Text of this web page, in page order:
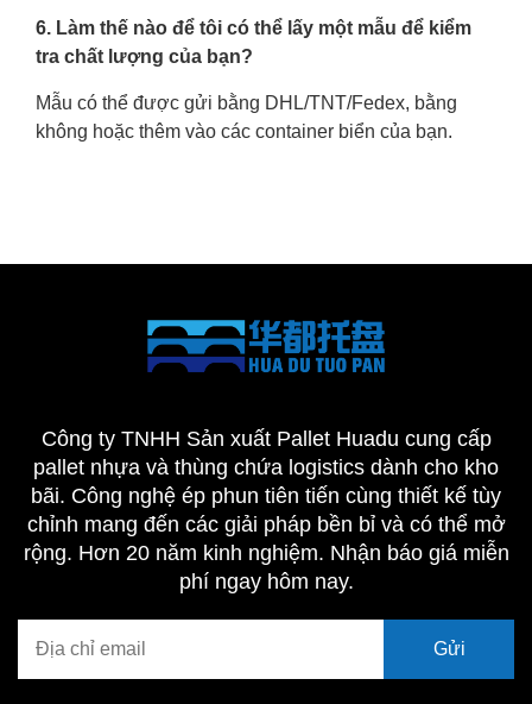
6. Làm thế nào để tôi có thể lấy một mẫu để kiểm
tra chất lượng của bạn?
Mẫu có thể được gửi bằng DHL/TNT/Fedex, bằng
không hoặc thêm vào các container biển của bạn.
Công ty TNHH Sản xuất Pallet Huadu cung cấp
pallet nhựa và thùng chứa logistics dành cho kho
bãi. Công nghệ ép phun tiên tiến cùng thiết kế tùy
chỉnh mang đến các giải pháp bền bỉ và có thể mở
rộng. Hơn 20 năm kinh nghiệm. Nhận báo giá miễn
phí ngay hôm nay.